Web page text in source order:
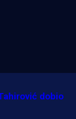
dobio